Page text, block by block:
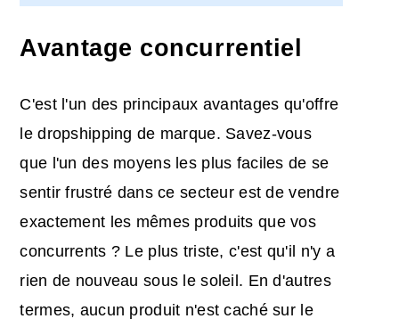
Avantage concurrentiel
C'est l'un des principaux avantages qu'offre
le dropshipping de marque. Savez-vous
que l'un des moyens les plus faciles de se
sentir frustré dans ce secteur est de vendre
exactement les mêmes produits que vos
concurrents ? Le plus triste, c'est qu'il n'y a
rien de nouveau sous le soleil. En d'autres
termes, aucun produit n'est caché sur le